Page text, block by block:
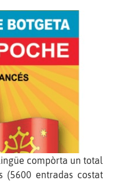
compòrta un total
(5600 entradas costat